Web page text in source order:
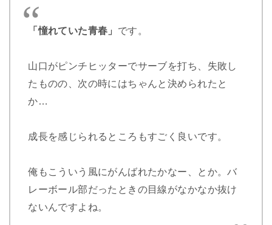
「憧れていた青春」 です。
山口がピンチヒッターでサーブを打ち、失敗し
たものの、次の時にはちゃんと決められたと
か…
成長を感じられるところもすごく良いです。
俺もこういう風にがんばれたかなー、とか。バ
レーボール部だったときの目線がなかなか抜け
ないんですよね。